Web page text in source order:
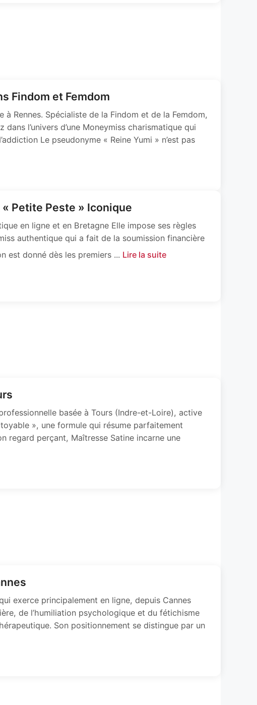
Findom et Femdom
Rennes. Spécialiste de la Findom et de la Femdom,
l’univers d’une Moneymiss charismatique qui
Le pseudonyme « Reine Yumi » n’est pas
Petite Peste » Iconique
en ligne et en Bretagne Elle impose ses règles
authentique qui a fait de la soumission financière
est donné dès les premiers ... Lire la suite
basée à Tours (Indre-et-Loire), active
», une formule qui résume parfaitement
regard perçant, Maîtresse Satine incarne une
exerce principalement en ligne, depuis Cannes
de l’humiliation psychologique et du fétichisme
Son positionnement se distingue par un